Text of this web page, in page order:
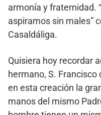
armonía y fraternidad.
aspiramos sin males”
Casaldáliga.
Quisiera hoy recordar
hermano, S.
en esta creación la
manos del mismo